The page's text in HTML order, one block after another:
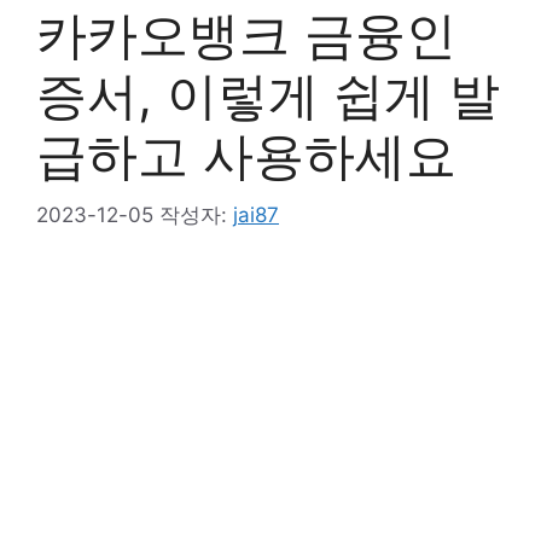
카카오뱅크 금융인
증서, 이렇게 쉽게 발
급하고 사용하세요
2023-12-05 작성자: jai87